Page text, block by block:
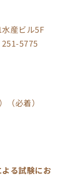
産ビル5F
5775
必着）
る試験にお